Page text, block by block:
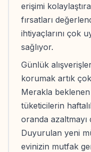
erişimi
fırsatları
ihtiyaçlarını çok
sağlıyor.
Günlük
korumak artık
Merakla
tüketicilerin
oranda
Duyurulan yeni
evinizin mutfak